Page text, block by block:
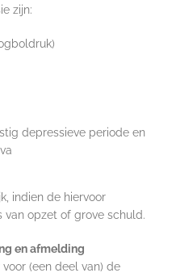
zijn:
depressieve periode en
indien de hiervoor
opzet of grove schuld.
en afmelding
(een deel van) de